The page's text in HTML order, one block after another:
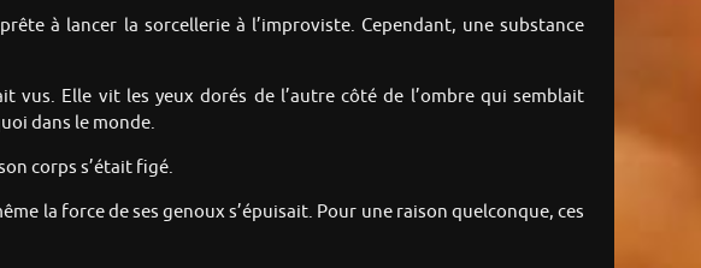
à lancer la sorcellerie à l’improviste. Cependant, une substance
vus. Elle vit les yeux dorés de l’autre côté de l’ombre qui semblait
dans le monde.
corps s’était figé.
la force de ses genoux s’épuisait. Pour une raison quelconque, ces